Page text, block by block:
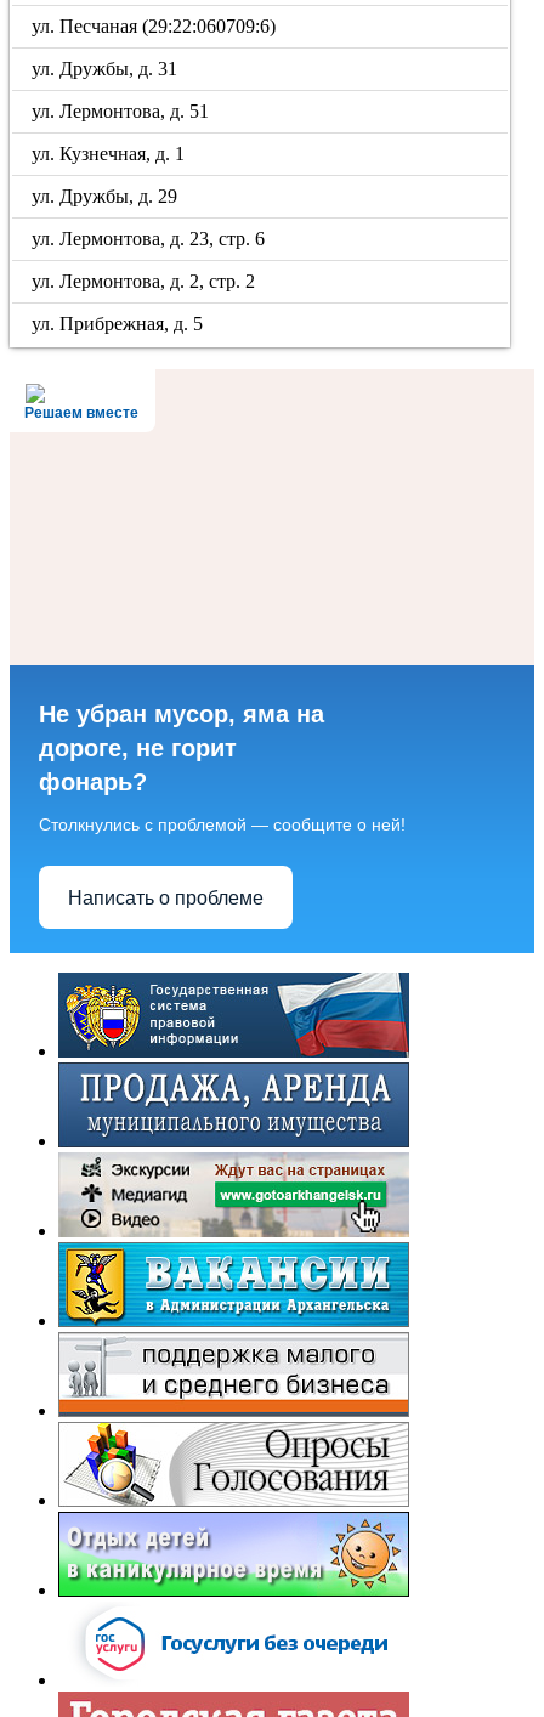
ул. Песчаная (29:22:060709:6)
ул. Дружбы, д. 31
ул. Лермонтова, д. 51
ул. Кузнечная, д. 1
ул. Дружбы, д. 29
ул. Лермонтова, д. 23, стр. 6
ул. Лермонтова, д. 2, стр. 2
ул. Прибрежная, д. 5
Решаем вместе
Не убран мусор, яма на
дороге, не горит
фонарь?
Столкнулись с проблемой — сообщите о ней!
Написать о проблеме